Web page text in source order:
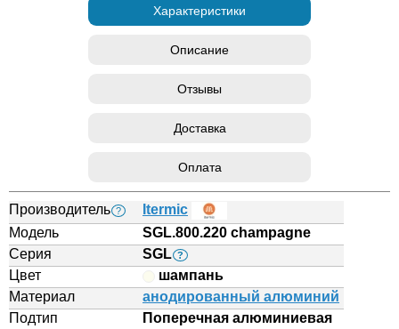
Характеристики
Описание
Отзывы
Доставка
Оплата
Производитель ?
Itermic
Модель
SGL.800.220 champagne
Серия
SGL ?
Цвет
шампань
Материал
анодированный алюминий
Подтип
Поперечная алюминиевая